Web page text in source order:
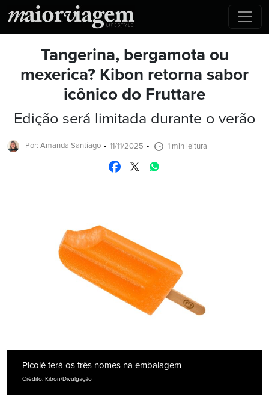
Tangerina, bergamota ou
mexerica? Kibon retorna sabor
icônico do Fruttare
Edição será limitada durante o verão
Por: Amanda Santiago 11/11/2025 1 min leitura
Picolé terá os três nomes na embalagem
Crédito: Kibon/Divulgação